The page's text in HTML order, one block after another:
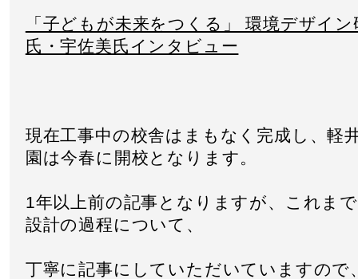
「子どもが未来をつくる」 環境デザイ
氏・宇佐美氏インタビュー
現在工事中の校舎はまもなく完成し、軽
園は今春に開校となります。
1年以上前の記事となりますが、これま
設計の過程について、
丁寧に記事にしていただいていますので